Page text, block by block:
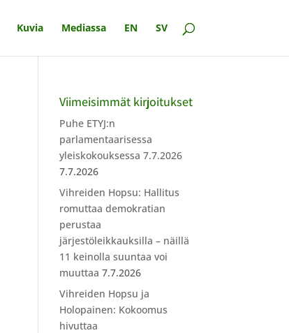
Kuvia Mediassa EN SV
Viimeisimmät kirjoitukset
Puhe ETYJ:n
parlamentaarisessa
yleiskokouksessa 7.7.2026
7.7.2026
Vihreiden Hopsu: Hallitus
romuttaa demokratian
perustaa
järjestöleikkauksilla – näillä
11 keinolla suuntaa voi
muuttaa 7.7.2026
Vihreiden Hopsu ja
Holopainen: Kokoomus
hivuttaa